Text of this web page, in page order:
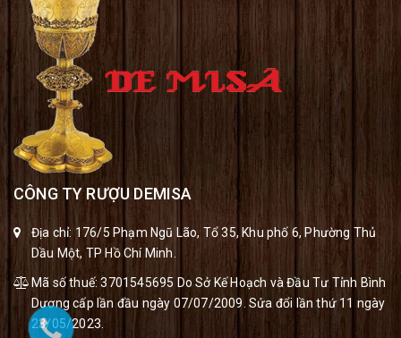
CÔNG TY RƯỢU DEMISA
Địa chỉ: 176/5 Phạm Ngũ Lão, Tổ 35, Khu phố 6, Phường Thủ
Dầu Một, TP Hồ Chí Minh.
Mã số thuế: 3701545695 Do Sở Kế Hoạch và Đầu Tư Tỉnh Bình
Dương cấp lần đầu ngày 07/07/2009. Sửa đổi lần thứ 11 ngày
23/05/2023.